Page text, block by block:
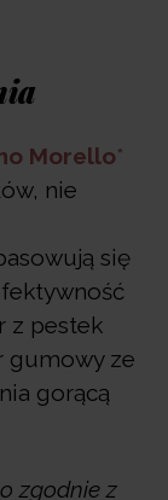
Morello*
nie
się
z pestek
gumowy ze
gorącą
zgodnie z